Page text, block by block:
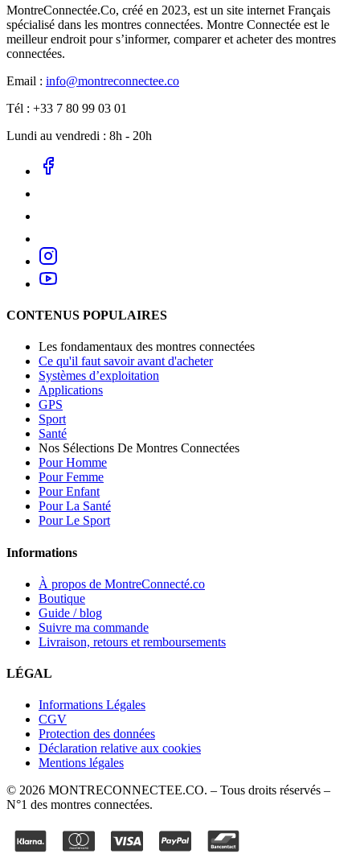
MontreConnectée.Co, créé en 2023, est un site internet Français
spécialisé dans les montres connectées. Montre Connectée est le
meilleur endroit pour s’informer, comparer et acheter des montres
connectées.
Email : info@montreconnectee.co
Tél : +33 7 80 99 03 01
Lundi au vendredi : 8h - 20h
CONTENUS POPULAIRES
Les fondamentaux des montres connectées
Ce qu'il faut savoir avant d'acheter
Systèmes d’exploitation
Applications
GPS
Sport
Santé
Nos Sélections De Montres Connectées
Pour Homme
Pour Femme
Pour Enfant
Pour La Santé
Pour Le Sport
Informations
À propos de MontreConnecté.co
Boutique
Guide / blog
Suivre ma commande
Livraison, retours et remboursements
LÉGAL
Informations Légales
CGV
Protection des données
Déclaration relative aux cookies
Mentions légales
© 2026 MONTRECONNECTEE.CO. – Tous droits réservés –
N°1 des montres connectées.